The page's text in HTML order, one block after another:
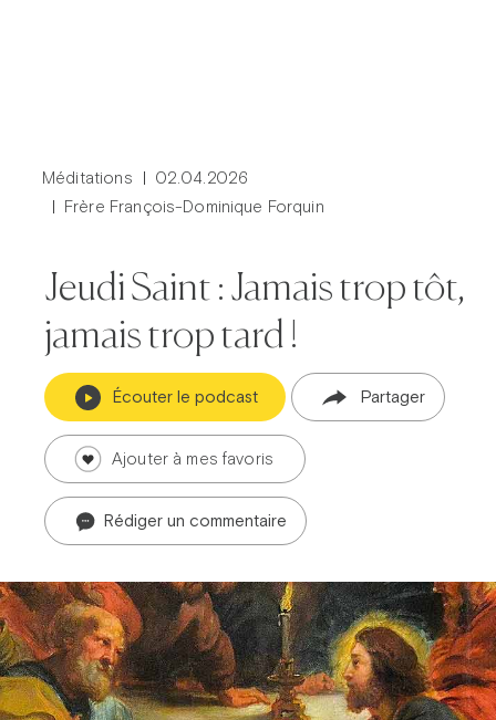
ThéoDom
Théobule
Méditations
02.04.2026
Frère François-Dominique Forquin
Jeudi Saint : Jamais trop tôt,
jamais trop tard !
Écouter le podcast Partager
Ajouter à mes favoris
Rédiger un commentaire